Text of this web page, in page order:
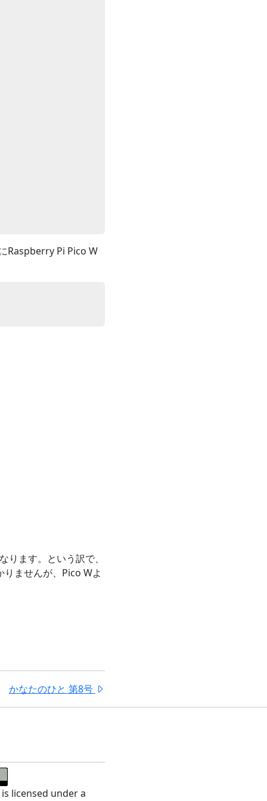
Raspberry Pi Pico W
ます。という訳で、
りませんが、Pico Wよ
かなたのひと 第8号
licensed under a